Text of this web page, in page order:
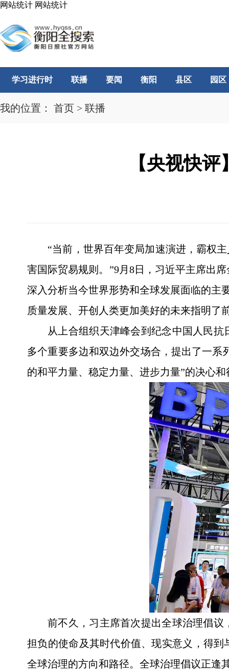
网站统计 网站统计
学习进行时 联播 要闻 衡阳 县区 园区
我的位置： 首页 > 联播
【央视快
“当前，世界百年变局加速演进，霸权
害国际贸易规则。”9月8日，习近平主席出
深入分析当今世界形势和全球发展面临的主
质量发展、开创人类更加美好的未来指明了
从上合组织天津峰会到纪念中国人民
多个重要多边和双边外交场合，提出了一
的和平力量、稳定力量、进步力量”的决心和
前不久，习主席首次提出全球治理倡
担负的使命及其时代价值、现实意义，得
全球治理的方向和路径。全球治理倡议正逢